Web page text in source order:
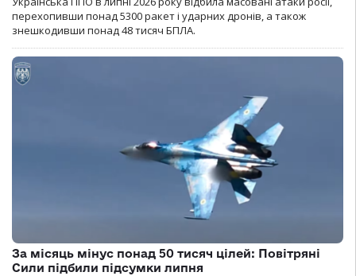
перехопивши понад 5300 ракет і ударних дронів, а також
знешкодивши понад 48 тисяч БПЛА.
За місяць мінус понад 50 тисяч цілей: Повітряні
Сили підбили підсумки липня